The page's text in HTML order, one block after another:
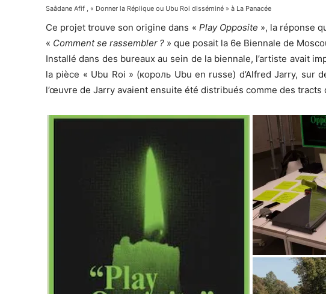
Saâdane Afif , « Donner la Réplique ou Ubu Roi disséminé » à La Panacée
Ce projet trouve son origine dans « Play Opposite », la réponse
« Comment se rassembler ? » que posait la 6e Biennale de
Installé dans des bureaux au sein de la biennale, l’artiste avait
la pièce « Ubu Roi » (король Ubu en russe) d’Alfred Jarry, sur
l’œuvre de Jarry avaient ensuite été distribués comme des tracts